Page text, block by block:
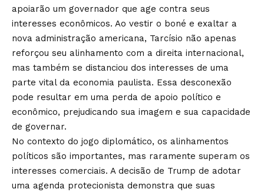
apoiarão um governador que age contra seus
interesses econômicos. Ao vestir o boné e exaltar a
nova administração americana, Tarcísio não apenas
reforçou seu alinhamento com a direita internacional,
mas também se distanciou dos interesses de uma
parte vital da economia paulista. Essa desconexão
pode resultar em uma perda de apoio político e
econômico, prejudicando sua imagem e sua capacidade
de governar.
No contexto do jogo diplomático, os alinhamentos
políticos são importantes, mas raramente superam os
interesses comerciais. A decisão de Trump de adotar
uma agenda protecionista demonstra que suas